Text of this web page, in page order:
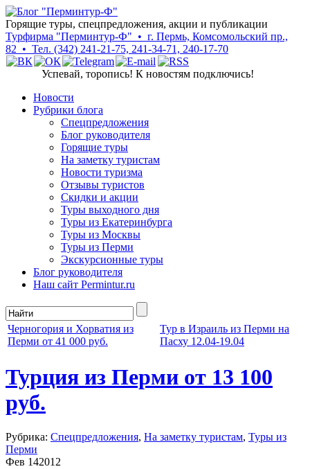
Горящие туры, спецпредложения, акции и публикации
Турфирма "Перминтур-Ф" • г. Пермь, Комсомольский пр.,
82 • Тел. (342) 241-21-75, 241-34-71, 240-17-70
Успевай, торопись! К новостям подключись!
Новости
Рубрики блога
Cпецпредложения
Блог руководителя
Горящие туры
На заметку туристам
Новости туризма
Отзывы туристов
Скидки и акции
Туры выходного дня
Туры из Екатеринбурга
Туры из Москвы
Туры из Перми
Экскурсионные туры
Блог руководителя
Наш сайт Permintur.ru
Черногория и Хорватия из
Перми от 41 000 руб.
Тур в Израиль из Перми на
Пасху 12.04-19.04
Турция из Перми от 13 100
руб.
Рубрика: Cпецпредложения, На заметку туристам, Туры из
Перми
Фев 142012